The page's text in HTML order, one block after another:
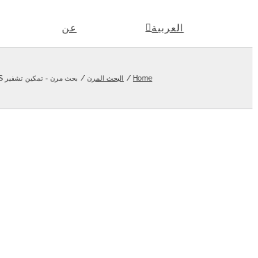
عن العربية
Home البحث المرن بحث مرن - تمكين تشفير TLS والاتصال HTTPS